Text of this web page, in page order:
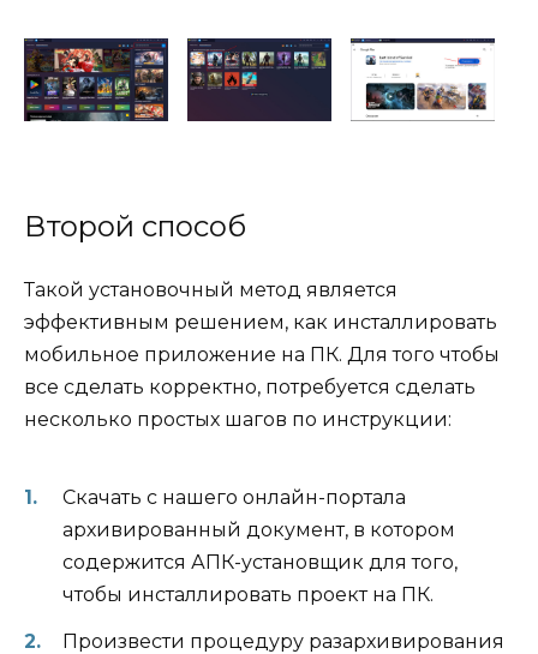
Второй способ
Такой установочный метод является
эффективным решением, как инсталлировать
мобильное приложение на ПК. Для того чтобы
все сделать корректно, потребуется сделать
несколько простых шагов по инструкции:
Скачать с нашего онлайн-портала
архивированный документ, в котором
содержится АПК-установщик для того,
чтобы инсталлировать проект на ПК.
Произвести процедуру разархивирования